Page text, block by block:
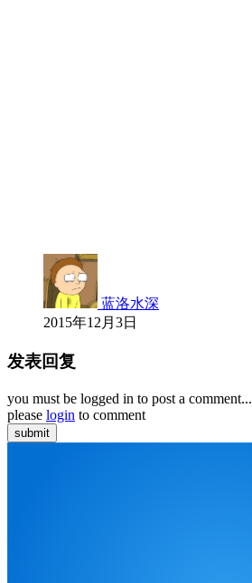
蓝洛水深
2015年12月3日
发表回复
you must be logged in to post a comment...
please login to comment
submit